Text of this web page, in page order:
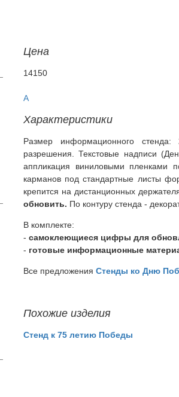
Цена
14150
A
Характеристики
Размер информационного стенда:
разрешения. Текстовые надписи
аппликация виниловыми пленками
карманов под стандартные листы
крепится на дистанционных
обновить. По контуру стенда -
В комплекте:
- самоклеющиеся цифры для
- готовые информационные
Все предложения Стенды ко Дню
Похожие изделия
Стенд к 75 летию Победы